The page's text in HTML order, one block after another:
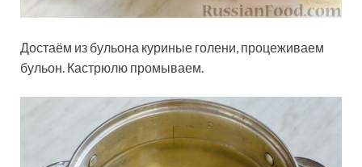
Достаём из бульона куриные голени, процеживаем
бульон. Кастрюлю промываем.